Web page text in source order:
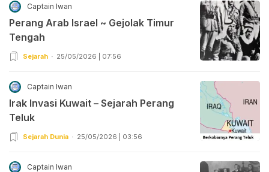
Captain Iwan
Perang Arab Israel ~ Gejolak Timur
Tengah
Sejarah 25/05/2026 | 07:56
Captain Iwan
Irak Invasi Kuwait – Sejarah Perang
Teluk
Sejarah Dunia 25/05/2026 | 03:56
Captain Iwan